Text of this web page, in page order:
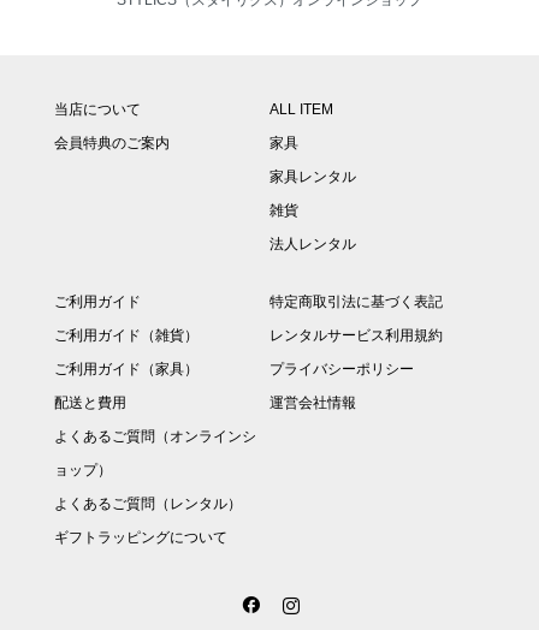
当店について
会員特典のご案内
ALL ITEM
家具
家具レンタル
雑貨
法人レンタル
ご利用ガイド
ご利用ガイド（雑貨）
ご利用ガイド（家具）
配送と費用
よくあるご質問（オンラインシ
ョップ）
よくあるご質問（レンタル）
ギフトラッピングについて
特定商取引法に基づく表記
レンタルサービス利用規約
プライバシーポリシー
運営会社情報